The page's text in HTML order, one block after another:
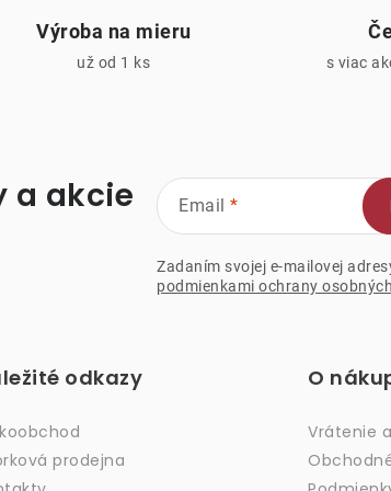
v
k
p
Výroba na mieru
už od 1 ks s viac
a akcie
Email
Zadaním svojej e-mailovej
podmienkami ochrany
odkazy
prodejna
O
Vrátenie